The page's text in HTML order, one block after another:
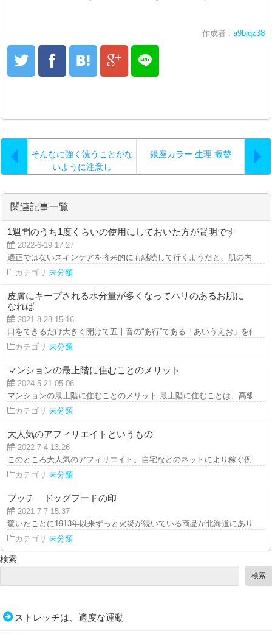
作成者 : a9biqz38
そんなに強く洗うことがな
いように注意し
銀座カラー 生理 振替
関連記事一覧
1週間のうち1度くらいの使用にしておいた方が賢明です
2022-6-19 17:27
適正ではないスキンケアを将来的にも継続して行くようだと、肌の内側の
カテゴリ 未分類
皮膚にキープされる水分量が多くなってハリのあるお肌に
なれば
2021-8-28 15:16
口をできるだけ大きく開けて五十音の“あ行”である「あいうえお」を何度
カテゴリ 未分類
マンションの最上階に住むことのメリット
2024-5-21 05:06
マンションの最上階に住むことのメリット 最上階に住むことは、高級感
カテゴリ 未分類
大人気のアフィリエイトというもの
2022-7-4 13:26
このところ大人気のアフィリエイト。自宅などのネットにより稼ぐ例の一
カテゴリ 未分類
ブッチ ドッグフードの印
2021-7-7 15:37
驚いたことに1913年以来ずっと火災が続いている商品が北海道にあり、そ
カテゴリ 未分類
検索
検索
ストレッチは、適度な運動